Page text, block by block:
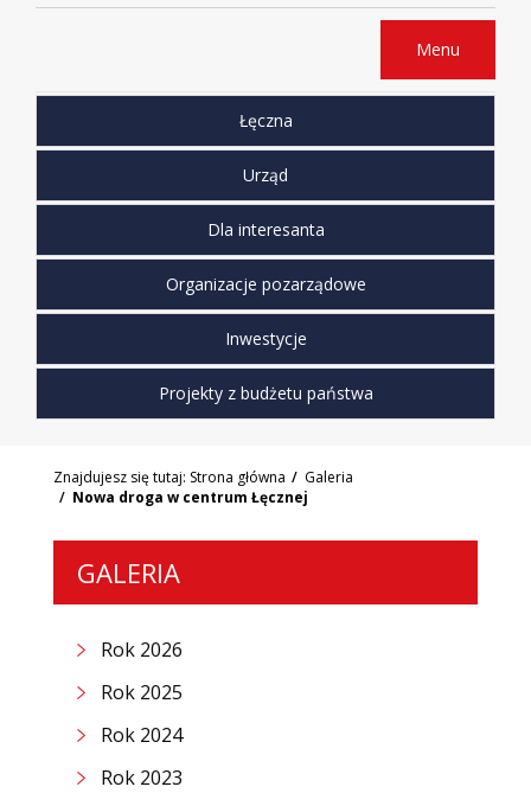
Menu
Łęczna
Urząd
Dla interesanta
Organizacje pozarządowe
Inwestycje
Projekty z budżetu państwa
Znajdujesz się tutaj: Strona główna
Galeria
Nowa droga w centrum Łęcznej
GALERIA
Rok 2026
Rok 2025
Rok 2024
Rok 2023